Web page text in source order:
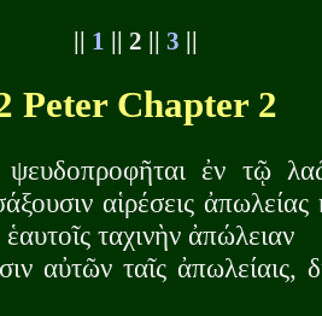
|| 1 || 2 ||3 ||
Peter Chapter 2
ψευδοπροφῆται ἐν τῷ
αἱρέσεις
ταχινὴν ἀπώλειαν
αὐτῶν ταῖς ἀπωλείαις,